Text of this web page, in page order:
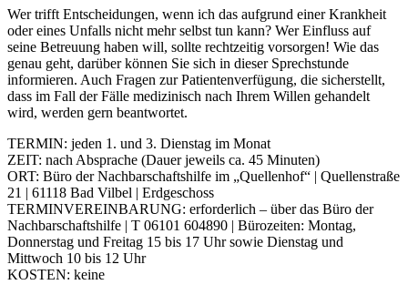
Wer trifft Entscheidungen, wenn ich das aufgrund einer Krankheit
oder eines Unfalls nicht mehr selbst tun kann? Wer Einfluss auf
seine Betreuung haben will, sollte rechtzeitig vorsorgen! Wie das
genau geht, darüber können Sie sich in dieser Sprechstunde
informieren. Auch Fragen zur Patientenverfügung, die sicherstellt,
dass im Fall der Fälle medizinisch nach Ihrem Willen gehandelt
wird, werden gern beantwortet.
TERMIN: jeden 1. und 3. Dienstag im Monat
ZEIT: nach Absprache (Dauer jeweils ca. 45 Minuten)
ORT: Büro der Nachbarschaftshilfe im „Quellenhof“ | Quellenstraße
21 | 61118 Bad Vilbel | Erdgeschoss
TERMINVEREINBARUNG: erforderlich – über das Büro der
Nachbarschaftshilfe | T 06101 604890 | Bürozeiten: Montag,
Donnerstag und Freitag 15 bis 17 Uhr sowie Dienstag und
Mittwoch 10 bis 12 Uhr
KOSTEN: keine